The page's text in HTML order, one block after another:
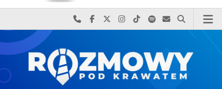
Najlepiej po prostu do nas zadzwoń
Odwiedź nas na Facebook-u
Odwiedź nas na X
Odwiedź nas na Instagram-ie
Odwiedź nas na TikTok-u
Szukaj nas na Spotify
Wyślij do nas
Szukaj